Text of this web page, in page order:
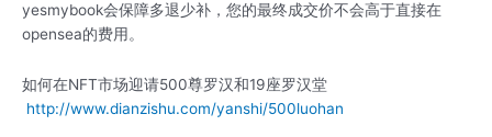
yesmybook会保障多退少补，您的最终成交价不会高于直接在
opensea的费用。
如何在NFT市场迎请500尊罗汉和19座罗汉堂
http://www.dianzishu.com/yanshi/500luohan